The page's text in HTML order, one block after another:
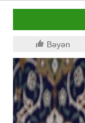
Bəyən